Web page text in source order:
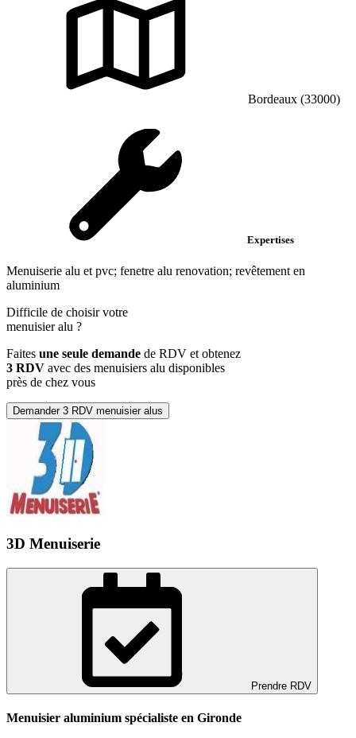
Bordeaux (33000)
Expertises
Menuiserie alu et pvc; fenetre alu renovation; revêtement en
aluminium
Difficile de choisir votre
menuisier alu ?
Faites une seule demande de RDV et obtenez
3 RDV avec des menuisiers alu disponibles
près de chez vous
Demander 3 RDV menuisier alus
3D Menuiserie
Prendre RDV
Menuisier aluminium spécialiste en Gironde